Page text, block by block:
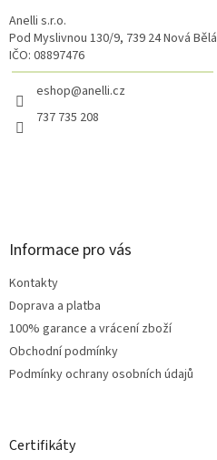
Anelli s.r.o.
Pod Myslivnou 130/9, 739 24 Nová Bělá
IČO: 08897476
eshop@anelli.cz
737 735 208
Informace pro vás
Kontakty
Doprava a platba
100% garance a vrácení zboží
Obchodní podmínky
Podmínky ochrany osobních údajů
Certifikáty